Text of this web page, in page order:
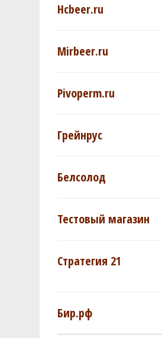
Hcbeer.ru
Mirbeer.ru
Pivoperm.ru
Грейнрус
Белсолод
Тестовый магазин
Стратегия 21
Бир.рф